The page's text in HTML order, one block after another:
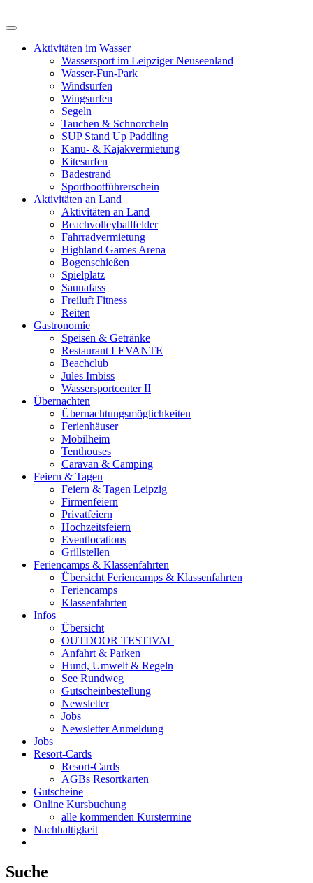
Aktivitäten im Wasser
Wassersport im Leipziger Neuseenland
Wasser-Fun-Park
Windsurfen
Wingsurfen
Segeln
Tauchen & Schnorcheln
SUP Stand Up Paddling
Kanu- & Kajakvermietung
Kitesurfen
Badestrand
Sportbootführerschein
Aktivitäten an Land
Aktivitäten an Land
Beachvolleyballfelder
Fahrradvermietung
Highland Games Arena
Bogenschießen
Spielplatz
Saunafass
Freiluft Fitness
Reiten
Gastronomie
Speisen & Getränke
Restaurant LEVANTE
Beachclub
Jules Imbiss
Wassersportcenter II
Übernachten
Übernachtungsmöglichkeiten
Ferienhäuser
Mobilheim
Tenthouses
Caravan & Camping
Feiern & Tagen
Feiern & Tagen Leipzig
Firmenfeiern
Privatfeiern
Hochzeitsfeiern
Eventlocations
Grillstellen
Feriencamps & Klassenfahrten
Übersicht Feriencamps & Klassenfahrten
Feriencamps
Klassenfahrten
Infos
Übersicht
OUTDOOR TESTIVAL
Anfahrt & Parken
Hund, Umwelt & Regeln
See Rundweg
Gutscheinbestellung
Newsletter
Jobs
Newsletter Anmeldung
Jobs
Resort-Cards
Resort-Cards
AGBs Resortkarten
Gutscheine
Online Kursbuchung
alle kommenden Kurstermine
Nachhaltigkeit
Suche